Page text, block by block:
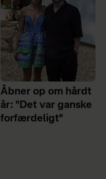
Åbner op om hårdt
år: "Det var ganske
forfærdeligt"